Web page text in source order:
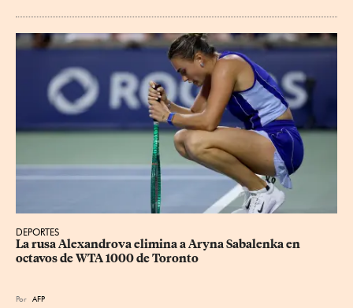
DEPORTES
La rusa Alexandrova elimina a Aryna Sabalenka en
octavos de WTA 1000 de Toronto
Por AFP